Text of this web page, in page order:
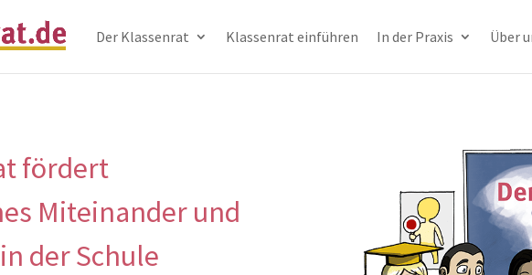
Der Klassenrat Klassenrat einführen In der Praxis Über
fördert
Miteinander und
der Schule